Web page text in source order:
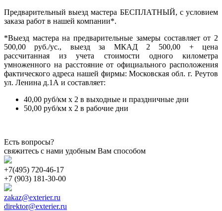
Предварительный выезд мастера БЕСПЛАТНЫЙ, с условием
заказа работ в нашей компании*.
*Выезд мастера на предварительные замеры составляет от 2
500,00 руб./ус., выезд за МКАД 2 500,00 + цена
рассчитанная из учета стоимости одного километра
умноженного на расстояние от официального расположения
фактического адреса нашей фирмы: Московская обл. г. Реутов
ул. Ленина д.1А и составляет:
40,00 руб/км х 2 в выходные и праздничные дни
50,00 руб/км х 2 в рабочие дни
Есть вопросы?
свяжитесь с нами удобным Вам способом
+7(495) 720-46-17
+7 (903) 181-30-00
zakaz@exterier.ru
direktor@exterier.ru